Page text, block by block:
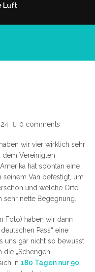
0 comments
wir vier wirklich sehr
dem Vereinigten
hat spontan eine
seinem Van befestigt, um
und welche Orte
nette Begegnung.
Foto) haben wir dann
Pass“ eine
uns gar nicht so bewusst
die „Schengen-
in 180 Tagen nur 90